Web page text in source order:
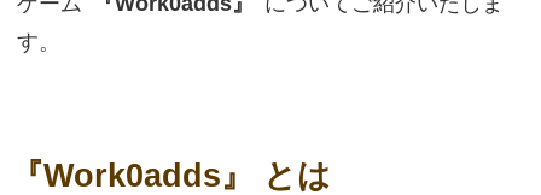
す。
『Work0adds』 とは